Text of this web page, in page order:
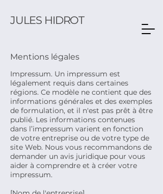
JULES HIDROT
Mentions légales
Impressum. Un impressum est
légalement requis dans certaines
régions. Ce modèle ne contient que des
informations générales et des exemples
de formulation, et il n'est pas prêt à être
publié. Les informations contenues
dans l’impressum varient en fonction
de votre entreprise ou de votre type de
site Web. Nous vous recommandons de
demander un avis juridique pour vous
aider à comprendre et à créer votre
impressum.